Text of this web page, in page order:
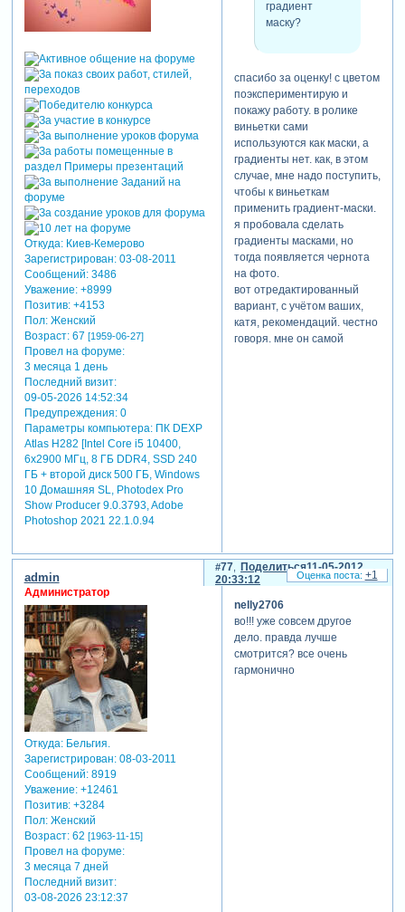
Откуда:Киев-Кемерово
Зарегистрирован: 03-08-2011
Сообщений:3486
Уважение: +8999
Позитив: +4153
Пол:Женский
Возраст:67 [1959-06-27]
Провел на форуме:
3 месяца 1 день
Последний визит:
09-05-2026 14:52:34
Предупреждения:0
Параметры компьютера:ПК DEXP
Atlas H282 [Intel Core i5 10400,
6x2900 МГц, 8 ГБ DDR4, SSD 240
ГБ + второй диск 500 ГБ, Windows
10 Домашняя SL, Photodex Pro
Show Producer 9.0.3793, Adobe
Photoshop 2021 22.1.0.94
градиент
маску?
спасибо за оценку! с цветом
поэкспериментирую и
покажу работу. в ролике
виньетки сами
используются как маски, а
градиенты нет. как, в этом
случае, мне надо поступить,
чтобы к виньеткам
применить градиент-маски.
я пробовала сделать
градиенты масками, но
тогда появляется чернота
на фото.
вот отредактированный
вариант, с учётом ваших,
катя, рекомендаций. честно
говоря. мне он самой
отредактировано nelly2706
(11-05-2012 13:05:39)
Поделиться
77
11-05-2012
20:33:12
admin
Администратор
Откуда:Бельгия.
Зарегистрирован: 08-03-2011
Сообщений:8919
Уважение: +12461
Позитив: +3284
Пол:Женский
Возраст:62 [1963-11-15]
Провел на форуме:
3 месяца 7 дней
Последний визит:
03-08-2026 23:12:37
nelly2706
во!!! уже совсем другое
дело. правда лучше
смотрится? все очень
гармонично
+1